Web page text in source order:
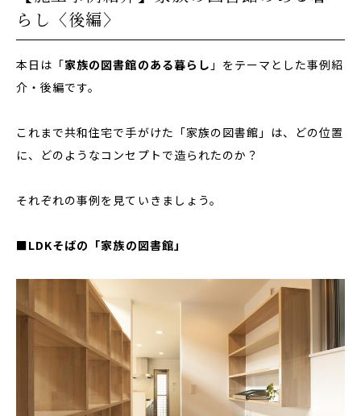
らし〈後編〉
本日は「家族の図書館のある暮らし 」をテーマとした事例紹
介・後編です。
これまで共和住宅で手がけた「家族の図書館」は、どの位置
に、どのようなコンセプトで造られたのか？
それぞれの事例を見ていきましょう。
■LDKそばの「家族の図書館」